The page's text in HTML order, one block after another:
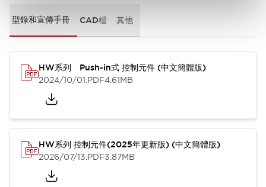
型錄和宣傳手冊 CAD檔 其他
HW系列 Push-in式 控制元件 (中文簡體版)
2024/10/01.PDF4.61MB
HW系列 控制元件(2025年更新版) (中文簡體版)
2026/07/13.PDF3.87MB